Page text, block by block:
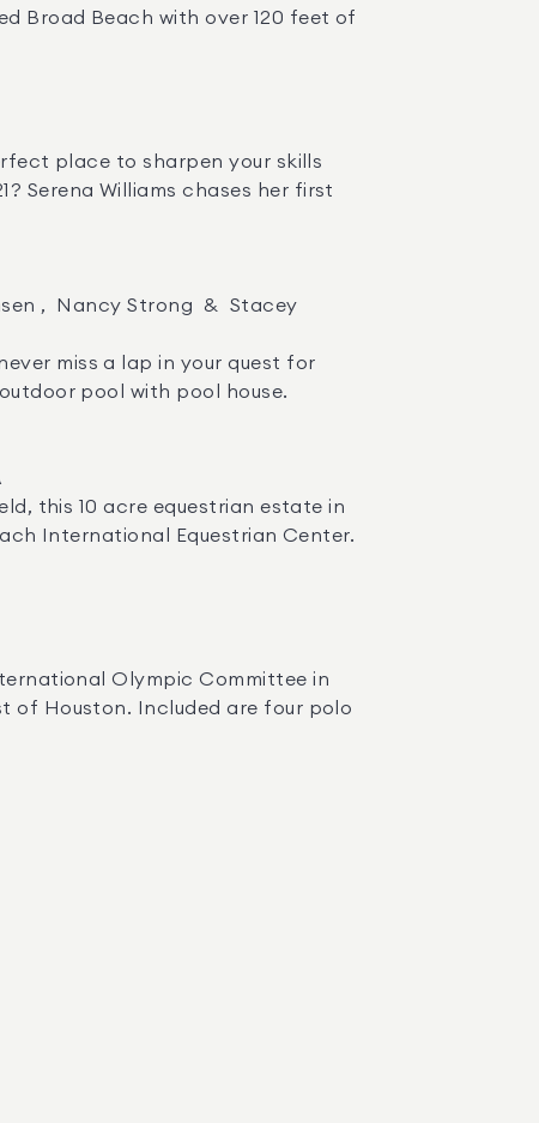
Broad Beach with over 120 feet of
Serena Williams chases her first
pool with pool house.
International Equestrian Center.
of Houston. Included are four polo